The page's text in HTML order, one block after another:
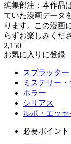
編集部注：本作品
ていた漫画データ
ります。この漫画
らずお楽しみくだ
2,150
お気に入りに登録
スプラッター
ミステリー
ホラー
シリアス
ルポ・エッセ
必要ポイント